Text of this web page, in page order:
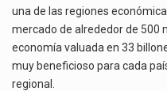
una de las regiones
mercado de alrededor de 500
economía valuada en 33
muy beneficioso para cada
regional.